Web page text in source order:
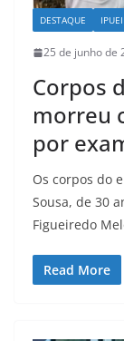
DESTAQUE
25 de junho de
Corpos
morreu
por
Os corpos do
Sousa, de 30
Figueiredo
Read More